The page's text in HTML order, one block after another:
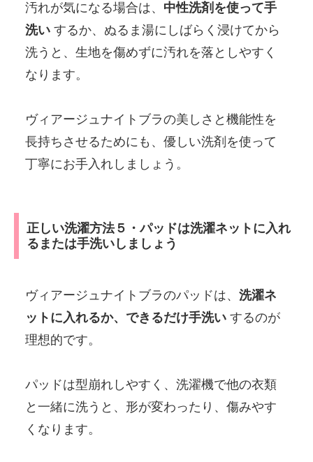
汚れが気になる場合は、 中性洗剤を使って手
洗い するか、ぬるま湯にしばらく浸けてから
洗うと、生地を傷めずに汚れを落としやすく
なります。
ヴィアージュナイトブラの美しさと機能性を
長持ちさせるためにも、優しい洗剤を使って
丁寧にお手入れしましょう。
正しい洗濯方法５・パッドは洗濯ネットに入れ
るまたは手洗いしましょう
ヴィアージュナイトブラのパッドは、 洗濯ネ
ットに入れるか、できるだけ手洗い するのが
理想的です。
パッドは型崩れしやすく、洗濯機で他の衣類
と一緒に洗うと、形が変わったり、傷みやす
くなります。